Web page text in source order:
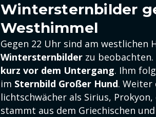
Wintersternbilder
Westhimmel
Gegen 22 Uhr sind am westlichen
Wintersternbilder zu
kurz vor dem Untergang. Ihm
im Sternbild Großer Hund. Weiter
lichtschwächer als Sirius,
stammt aus dem Griechischen